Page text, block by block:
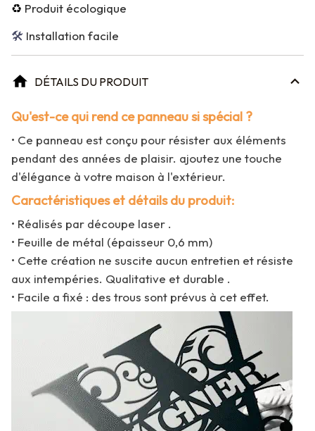
♻️ Produit écologique
🛠 Installation facile
DÉTAILS DU PRODUIT
Qu'est-ce qui rend ce panneau si spécial ?
• Ce panneau est conçu pour résister aux éléments
pendant des années de plaisir. ajoutez une touche
d'élégance à votre maison à l'extérieur.
Caractéristiques et détails du produit:
• Réalisés par découpe laser .
• Feuille de métal (épaisseur 0,6 mm)
• Cette création ne suscite aucun entretien et résiste
aux intempéries. Qualitative et durable .
• Facile a fixé : des trous sont prévus à cet effet.